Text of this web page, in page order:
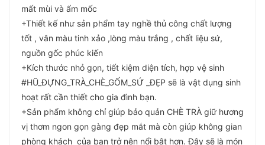
mất mùi và ẩm mốc
+Thiết kế như sản phẩm tay nghề thủ công chất lượng
tốt , vân màu tinh xảo ,lòng màu trắng , chất liệu sứ,
nguồn gốc phúc kiến
+Kích thước nhỏ gọn, tiết kiệm diện tích, hợp vệ sinh
#HŨ_ĐỰNG_TRÀ_CHÈ_GỐM_SỨ _ĐẸP sẽ là vật dụng sinh
hoạt rất cần thiết cho gia đình bạn.
+Sản phẩm không chỉ giúp bảo quản CHÈ TRÀ giữ hương
vị thơm ngon gọn gàng đẹp mắt mà còn giúp không gian
phòng khách của bạn trở nên nổi bật hơn. Đây sẽ là món